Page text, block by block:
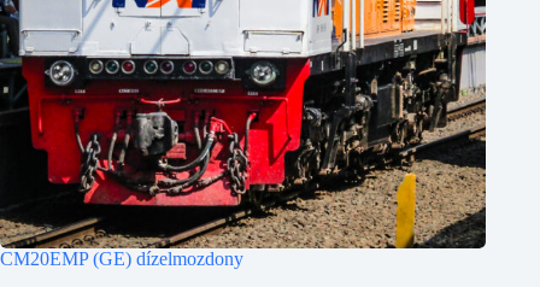
CM20EMP (GE) dízelmozdony